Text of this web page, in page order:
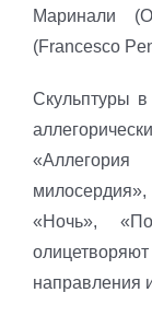
Маринали
(Francesco
Скульптуры
«Ночь»,
направления